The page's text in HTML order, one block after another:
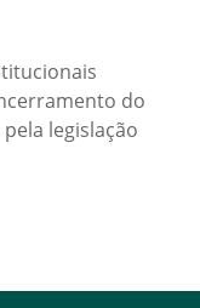
do
legislação